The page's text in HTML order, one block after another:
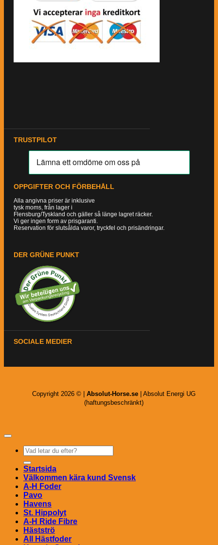
TRUSTPILOT
OPPGIFTER OCH FÖRBEHÅLL
Alla angivna priser är inklusive
tysk moms, från lager i
Flensburg/Tyskland och gäller så länge lagret räcker.
Vi ger ingen form av prisgaranti.
Reservation för slutsålda varor, tryckfel och prisändringar.
DER GRÜNE PUNKT
SOCIALE MEDIER
Copyright 2026 © | Absolut-Horse.se | Absolut Energi UG
(haftungsbeschränkt)
Sök
efter:
Startsida
Välkommen kära kund Svensk
A-H Foder
Pavo
Havens
St. Hippolyt
A-H Ride Fibre
Hästströ
All Hästfoder